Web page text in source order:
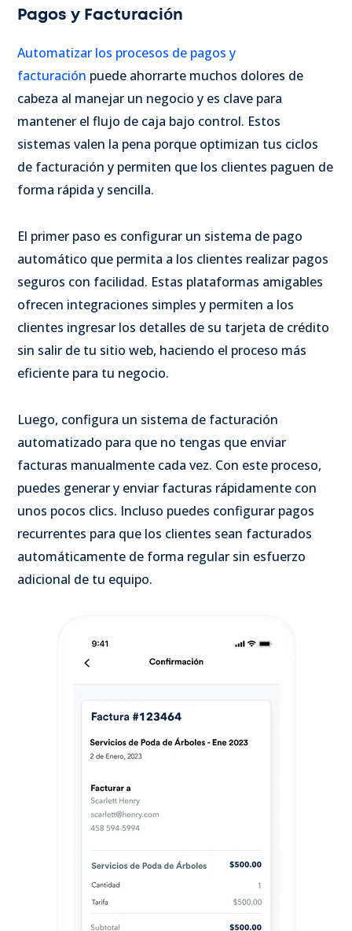
Pagos y Facturación
Automatizar los procesos de pagos y
facturación puede ahorrarte muchos dolores de
cabeza al manejar un negocio y es clave para
mantener el flujo de caja bajo control. Estos
sistemas valen la pena porque optimizan tus ciclos
de facturación y permiten que los clientes paguen de
forma rápida y sencilla.
El primer paso es configurar un sistema de pago
automático que permita a los clientes realizar pagos
seguros con facilidad. Estas plataformas amigables
ofrecen integraciones simples y permiten a los
clientes ingresar los detalles de su tarjeta de crédito
sin salir de tu sitio web, haciendo el proceso más
eficiente para tu negocio.
Luego, configura un sistema de facturación
automatizado para que no tengas que enviar
facturas manualmente cada vez. Con este proceso,
puedes generar y enviar facturas rápidamente con
unos pocos clics. Incluso puedes configurar pagos
recurrentes para que los clientes sean facturados
automáticamente de forma regular sin esfuerzo
adicional de tu equipo.